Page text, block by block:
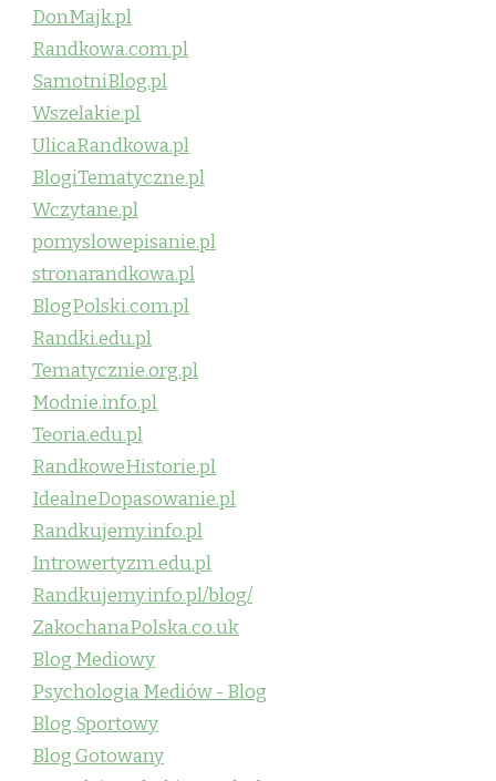
DonMajk.pl
Randkowa.com.pl
SamotniBlog.pl
Wszelakie.pl
UlicaRandkowa.pl
BlogiTematyczne.pl
Wczytane.pl
pomyslowepisanie.pl
stronarandkowa.pl
BlogPolski.com.pl
Randki.edu.pl
Tematycznie.org.pl
Modnie.info.pl
Teoria.edu.pl
RandkoweHistorie.pl
IdealneDopasowanie.pl
Randkujemy.info.pl
Introwertyzm.edu.pl
Randkujemy.info.pl/blog/
ZakochanaPolska.co.uk
Blog Mediowy
Psychologia Mediów - Blog
Blog Sportowy
Blog Gotowany